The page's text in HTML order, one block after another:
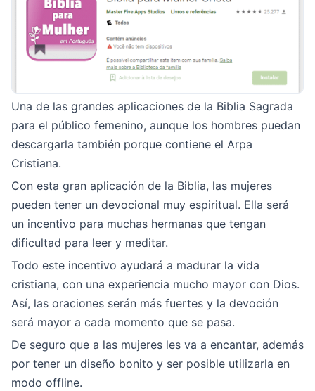
Una de las grandes aplicaciones de la Biblia Sagrada
para el público femenino, aunque los hombres puedan
descargarla también porque contiene el Arpa
Cristiana.
Con esta gran aplicación de la Biblia, las mujeres
pueden tener un devocional muy espiritual. Ella será
un incentivo para muchas hermanas que tengan
dificultad para leer y meditar.
Todo este incentivo ayudará a madurar la vida
cristiana, con una experiencia mucho mayor con Dios.
Así, las oraciones serán más fuertes y la devoción
será mayor a cada momento que se pasa.
De seguro que a las mujeres les va a encantar, además
por tener un diseño bonito y ser posible utilizarla en
modo offline.